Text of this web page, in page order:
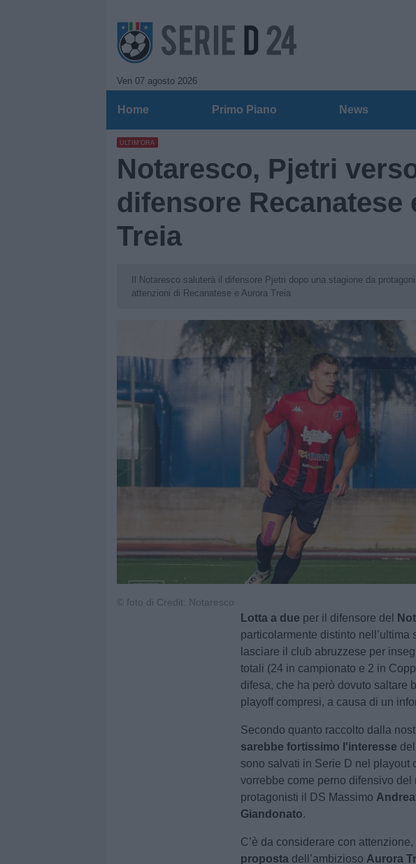
Ven 07 agosto 2026
Home Primo Piano News
ULTIM'ORA
Notaresco, Pjetri
difensore Recanatese
Treia
Il Notaresco saluterà il difensore Pjetri dopo una stagione da
attenzioni di Recanatese e Aurora Treia
© foto di Credit: Notaresco
Lotta a due per il difensore del
particolarmente distinto nell’ultima
lasciare il club abruzzese per
totali (24 in campionato e 2 in
difesa, che ha però dovuto saltare
playoff compresi, a causa di un
Secondo quanto raccolto dalla
sarebbe fortissimo l'interesse
sono salvati in Serie D nel playout
vorrebbe come perno difensivo
protagonisti il DS Massimo
Giandonato.
C’è da considerare con
proposta dell’ambizioso Aurora